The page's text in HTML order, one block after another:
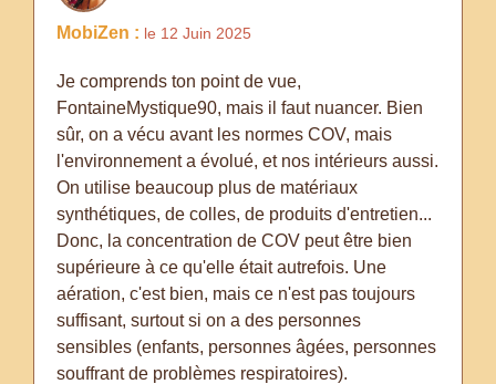
MobiZen : le 12 Juin 2025
Je comprends ton point de vue,
FontaineMystique90, mais il faut nuancer. Bien
sûr, on a vécu avant les normes COV, mais
l'environnement a évolué, et nos intérieurs aussi.
On utilise beaucoup plus de matériaux
synthétiques, de colles, de produits d'entretien...
Donc, la concentration de COV peut être bien
supérieure à ce qu'elle était autrefois. Une
aération, c'est bien, mais ce n'est pas toujours
suffisant, surtout si on a des personnes
sensibles (enfants, personnes âgées, personnes
souffrant de problèmes respiratoires).